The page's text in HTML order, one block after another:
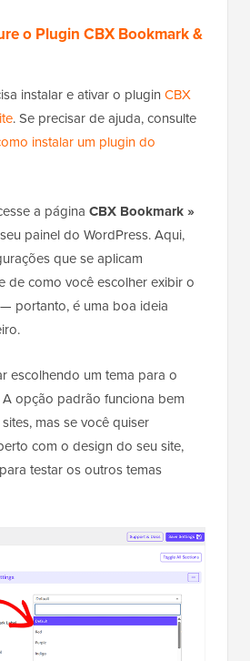
o Plugin CBX Bookmark &
instalar e ativar o plugin CBX
. Se precisar de ajuda, consulte
instalar um plugin do
a página CBX Bookmark »
painel do WordPress. Aqui,
que se aplicam
de como você escolher exibir o
portanto, é uma boa ideia
escolhendo um tema para o
opção padrão funciona bem
mas se você quiser
com o design do seu site,
testar os outros temas